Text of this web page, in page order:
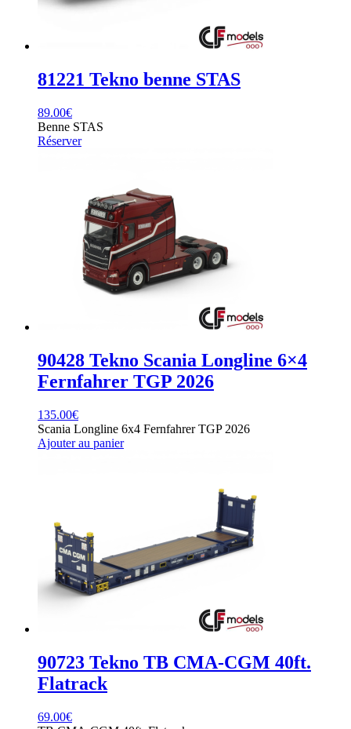
81221 Tekno benne STAS
89.00€
Benne STAS
Réserver
90428 Tekno Scania Longline 6×4
Fernfahrer TGP 2026
135.00€
Scania Longline 6x4 Fernfahrer TGP 2026
Ajouter au panier
90723 Tekno TB CMA-CGM 40ft.
Flatrack
69.00€